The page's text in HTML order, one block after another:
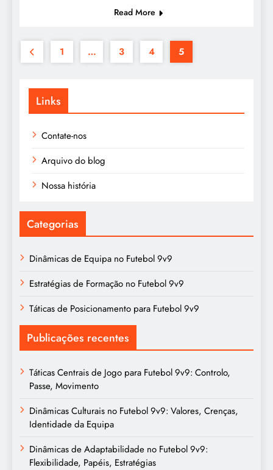
Read More
1 … 3 4 5
Links
Contate-nos
Arquivo do blog
Nossa história
Categorias
Dinâmicas de Equipa no Futebol 9v9
Estratégias de Formação no Futebol 9v9
Táticas de Posicionamento para Futebol 9v9
Publicações recentes
Táticas Centrais de Jogo para Futebol 9v9: Controlo,
Passe, Movimento
Dinâmicas Culturais no Futebol 9v9: Valores, Crenças,
Identidade da Equipa
Dinâmicas de Adaptabilidade no Futebol 9v9:
Flexibilidade, Papéis, Estratégias